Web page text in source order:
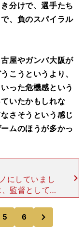
分けで、選手たち
、負のスパイラル
屋やガンバ大阪が
こうというより、
った危機感という
いたかもしれな
さそうという感じ
ムのほうが多かっ
にしていまし
監督としての
いけど、采配
ームが（今季
5 6